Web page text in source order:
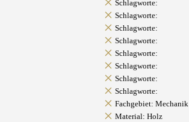
Schlagworte:
Schlagworte:
Schlagworte:
Schlagworte:
Schlagworte:
Schlagworte:
Schlagworte:
Schlagworte:
Fachgebiet: Mechanik
Material: Holz